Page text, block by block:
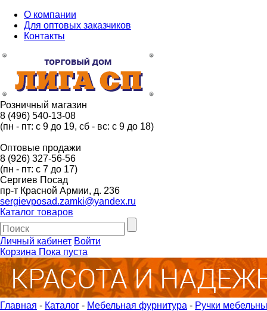
О компании
Для оптовых заказчиков
Контакты
Розничный магазин
8 (496) 540-13-08
(пн - пт: с 9 до 19, сб - вс: с 9 до 18)
Оптовые продажи
8 (926) 327-56-56
(пн - пт: с 7 до 17)
Сергиев Посад
пр-т Красной Армии, д. 236
sergievposad.zamki@yandex.ru
Каталог товаров
Личный кабинет Войти
Корзина Пока пуста
Главная - Каталог - Мебельная фурнитура - Ручки